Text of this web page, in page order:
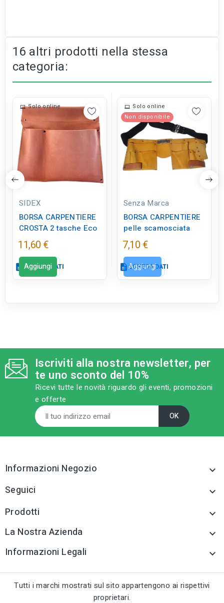
16 altri prodotti nella stessa
categoria:
Solo online
SIDEX
BORSA CARPENTIERE
CROSTA 2 tasche Eco
11,60 €
descriptionSCHEDA DATI
category
MODELLO
2 tasche Eco
sell
CATEGORIA PRODOTTO
Portautensili ed
accessori
Disponibile online
Aggiungi
Solo online
Non disponibile
Senza Marca
BORSA CARPENTIERE
pelle scamosciata
7,10 €
descriptionSCHEDA DATI
category
MODELLO
pelle scamosciata
Portautensili ed
Aggiungi
Iscriviti alla nostra newsletter, per
te uno sconto del 10%
Ricevi tutte le novità riguardo gli eventi, promozioni
e offerte
Informazioni Negozio 
Seguici 
Prodotti 
La Nostra Azienda 
Informazioni Legali 
Tutti i marchi mostrati sul sito appartengono ai rispettivi
proprietari.